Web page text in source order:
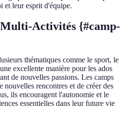
et leur esprit d'équipe.
Activités {#camp-
thématiques comme le sport, le
excellente manière pour les ados
de nouvelles passions. Les camps
nouvelles rencontres et de créer des
ils encouragent l'autonomie et le
essentielles dans leur future vie